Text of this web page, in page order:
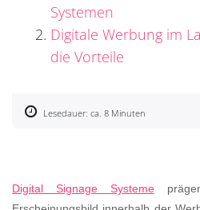
Systemen
Digitale Werbung im
die Vorteile
Lesedauer: ca. 8 Minuten
Digital Signage Systeme